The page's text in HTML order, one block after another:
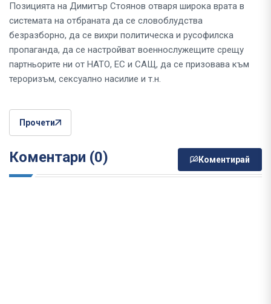
Позицията на Димитър Стоянов отваря широка врата в
системата на отбраната да се словоблудства
безразборно, да се вихри политическа и русофилска
пропаганда, да се настройват военнослужещите срещу
партньорите ни от НАТО, ЕС и САЩ, да се призовава към
тероризъм, сексуално насилие и т.н.
Прочети
Коментари (0) Коментирай